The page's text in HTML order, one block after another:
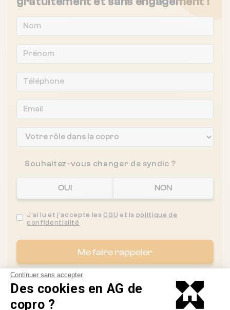
Continuer sans accepter
Des cookies en AG de
copro ?
Souhaitez-vous changer de syndic ?
OUI NON
J'ai lu et j'accepte les CGU et la politique de
confidentialité
Me faire rappeler